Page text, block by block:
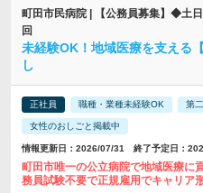
町田市民病院 | 【公務員募集】◆土
回
未経験OK！地域医療を支える
し
正社員 職種・業種未経験OK 第
女性のおしごと掲載中
情報更新日：2026/07/31 終了予定日：
町田市唯一の公立病院で地域医療に
務員試験不要で正規雇用でキャリア